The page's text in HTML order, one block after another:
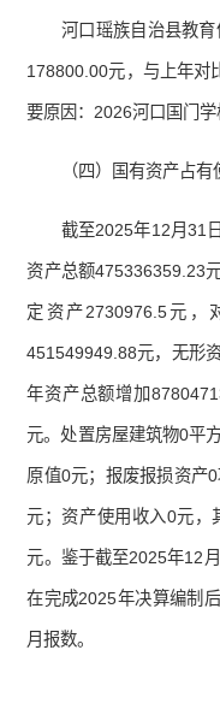
河口瑶族自治县教
178800.00元，与上年对
要原因：2026河口国门学
（四）国有资产占
截至2025年12月31
资产总额475336359.23
定资产2730976.5元
451549949.88元，无形
年资产总额增加
元。处置房屋建筑物0平
原值0元；报废报损资产
元；资产使用收入0元，
元。鉴于截至2025年12
在完成2025年决算编制
月报数。